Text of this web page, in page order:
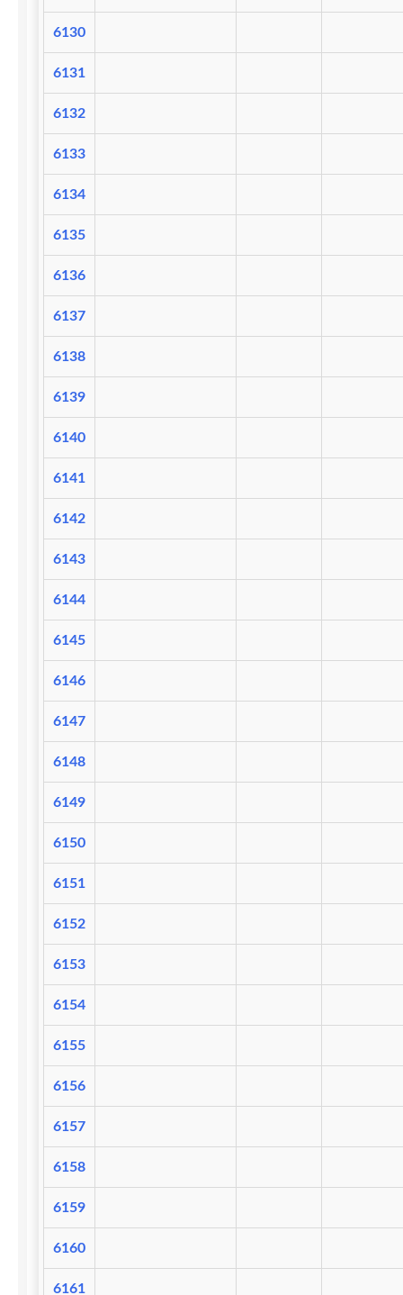
6130
6131
6132
6133
6134
6135
6136
6137
6138
6139
6140
6141
6142
6143
6144
6145
6146
6147
6148
6149
6150
6151
6152
6153
6154
6155
6156
6157
6158
6159
6160
6161